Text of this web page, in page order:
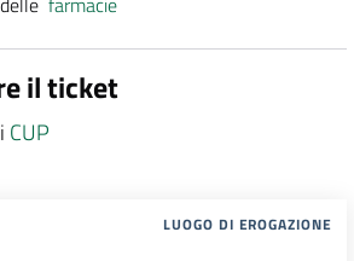
il ticket
CUP
LUOGO DI EROGAZIONE